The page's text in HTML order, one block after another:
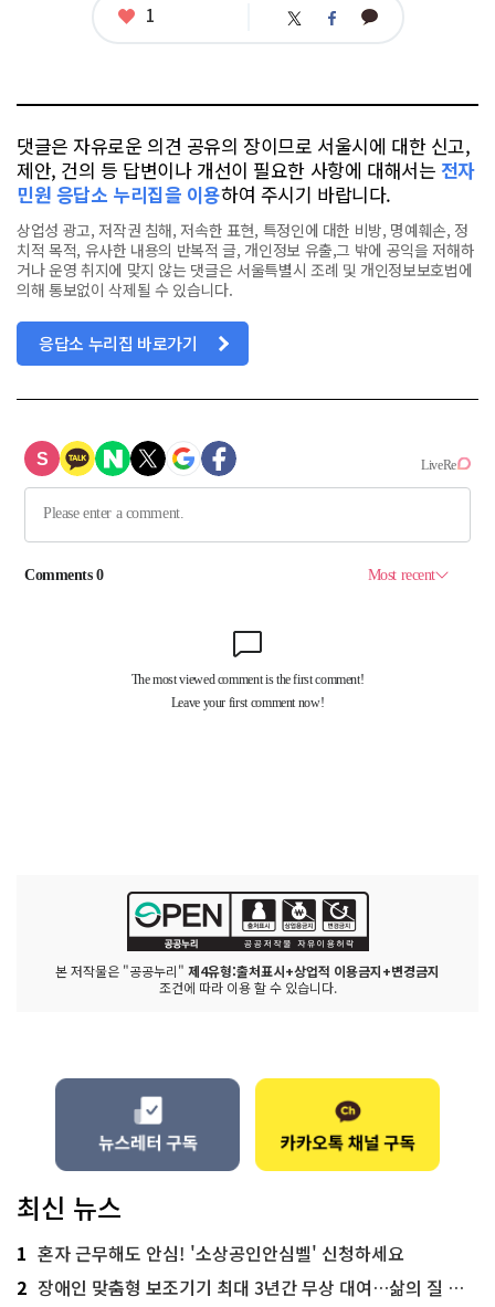
좋1 트 페 카
댓글은 자유로운 의견 공유의 장이므로 서울시에 대한 신고,
제안, 건의 등 답변이나 개선이 필요한 사항에 대해서는 전자
민원 응답소 누리집을 이용하여 주시기 바랍니다.
상업성 광고, 저작권 침해, 저속한 표현, 특정인에 대한 비방, 명예훼손, 정
치적 목적, 유사한 내용의 반복적 글, 개인정보 유출,그 밖에 공익을 저해하
거나 운영 취지에 맞지 않는 댓글은 서울특별시 조례 및 개인정보보호법에
의해 통보없이 삭제될 수 있습니다.
응답소 누리집 바로가기
본 저작물은 "공공누리" 제4유형:출처표시+상업적 이용금지+변경금지
조건에 따라 이용 할 수 있습니다.
최신 뉴스
1 혼자 근무해도 안심! '소상공인안심벨' 신청하세요
2 장애인 맞춤형 보조기기 최대 3년간 무상 대여…삶의 질 높인다